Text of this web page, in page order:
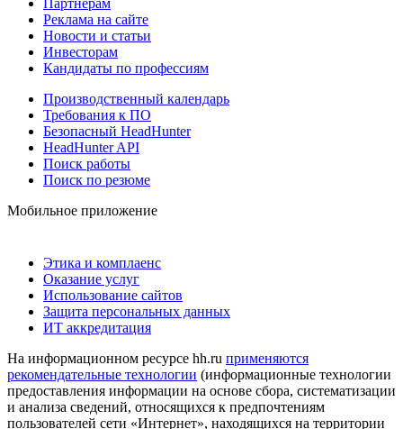
Реклама на сайте
Новости и статьи
Инвесторам
Кандидаты по профессиям
Производственный календарь
Требования к ПО
Безопасный HeadHunter
HeadHunter API
Поиск работы
Поиск по резюме
Мобильное приложение
Этика и комплаенс
Оказание услуг
Использование сайтов
Защита персональных данных
ИТ аккредитация
На информационном ресурсе hh.ru применяются
рекомендательные технологии (информационные технологии
предоставления информации на основе сбора, систематизации
и анализа сведений, относящихся к предпочтениям
пользователей сети «Интернет», находящихся на территории